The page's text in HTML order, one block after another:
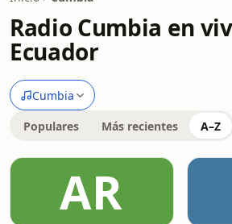
Radio Cumbia en
Ecuador
Cumbia
Populares Más recientes A–Z
AR